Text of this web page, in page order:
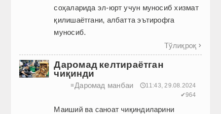
соҳаларида эл-юрт учун муносиб хизмат
қилишаётгани, албатта эътирофга
муносиб.
Тўлиқроқ 
Даромад келтираётган
чиқинди
≡Даромад манбаи
🕔11:43, 29.08.2024
✔964
Маиший ва саноат чиқиндиларини